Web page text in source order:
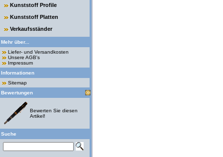
Kunststoff Profile
Kunststoff Platten
Verkaufsständer
Mehr über...
Liefer- und Versandkosten
Unsere AGB's
Impressum
Informationen
Sitemap
Bewertungen
Bewerten Sie diesen
Artikel!
Suche